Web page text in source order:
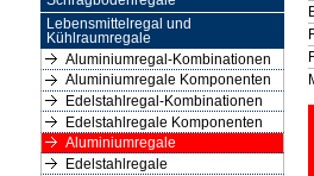
Lebensmittelregal und
Kühlraumregale
Aluminiumregal-Kombinationen
Aluminiumregale Komponenten
Edelstahlregal-Kombinationen
Edelstahlregale Komponenten
Aluminiumregale
Edelstahlregale